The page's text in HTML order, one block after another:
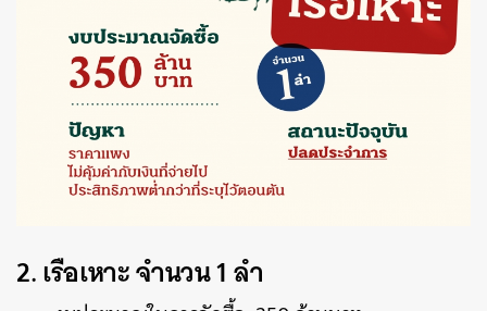
2. เรือเหาะ จำนวน 1 ลำ